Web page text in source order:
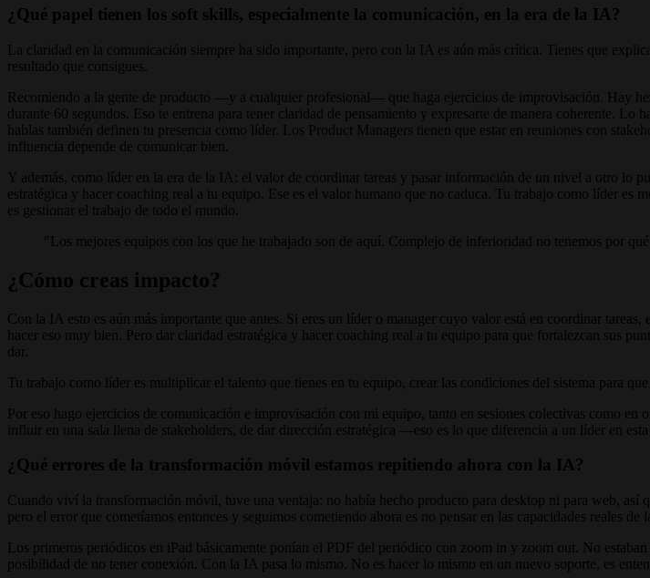
¿Qué papel tienen los soft skills, especialmente la comunicación, en la era de la IA?
La claridad en la comunicación siempre ha sido importante, pero con la IA es aún más crítica. Tienes que
resultado que consigues.
Recomiendo a la gente de producto —y a cualquier profesional— que haga ejercicios de improvisación. Hay
durante 60 segundos. Eso te entrena para tener claridad de pensamiento y expresarte de manera coherente.
hablas también definen tu presencia como líder. Los Product Managers tienen que estar en reuniones con
influencia depende de comunicar bien.
Y además, como líder en la era de la IA: el valor de coordinar tareas y pasar información de un nivel a otro
estratégica y hacer coaching real a tu equipo. Ese es el valor humano que no caduca. Tu trabajo como líder
es gestionar el trabajo de todo el mundo.
"Los mejores equipos con los que he trabajado son de aquí. Complejo de inferioridad no tenemos por
¿Cómo creas impacto?
Con la IA esto es aún más importante que antes. Si eres un líder o manager cuyo valor está en coordinar
hacer eso muy bien. Pero dar claridad estratégica y hacer coaching real a tu equipo para que fortalezcan sus
dar.
Tu trabajo como líder es multiplicar el talento que tienes en tu equipo, crear las condiciones del sistema para
Por eso hago ejercicios de comunicación e improvisación con mi equipo, tanto en sesiones colectivas como
influir en una sala llena de stakeholders, de dar dirección estratégica —eso es lo que diferencia a un líder en esta
¿Qué errores de la transformación móvil estamos repitiendo ahora con la IA?
Cuando viví la transformación móvil, tuve una ventaja: no había hecho producto para desktop ni para web, así
pero el error que cometíamos entonces y seguimos cometiendo ahora es no pensar en las capacidades reales de
Los primeros periódicos en iPad básicamente ponían el PDF del periódico con zoom in y zoom out. No
posibilidad de no tener conexión. Con la IA pasa lo mismo. No es hacer lo mismo en un nuevo soporte, es